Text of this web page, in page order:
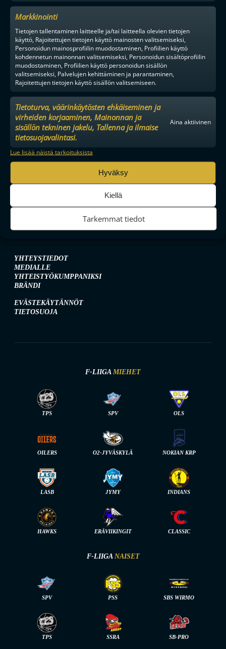
Markkinointi
Tietojen tallentaminen laitteelle ja/tai laitteella olevien tietojen
käyttö, Rajoitettujen tietojen käyttö mainosten valitsemiseksi,
Personoidun mainosprofiilin muodostaminen, Profiilien käyttö
kohdennetun mainonnan valitsemiseksi, Personoidun sisältöprofiilin
muodostaminen, Profiilien käyttö personoidun sisällön
valitsemiseksi, Palvelujen kehittäminen ja parantaminen,
Rajoitettujen tietojen käyttö sisällön valitsemiseen.
Tietoturva, väärinkäytösten ehkäiseminen ja
virheiden korjaaminen, Mainonnan ja
sisällön tekninen jakelu, Tallenna ja ilmaise
tietosuojavalintasi.
Aina aktiivinen
Lue lisää näistä tarkoituksista
Hyväksy
Kiellä
Tarkemmat tiedot
MAAILMAN VIIHDYTTÄVINTÄ SALIBANDYA
SEURAA MEITÄ SOMESSA
YHTEYSTIEDOT
MEDIALLE
YHTEISTYÖKUMPPANIKSI
BRÄNDI
EVÄSTEKÄYTÄNNÖT
TIETOSUOJA
F-LIIGA MIEHET
TPS SPV OLS
OILERS O2-JYVÄSKYLÄ NOKIAN KRP
LASB JYMY INDIANS
HAWKS ERÄVIIKINGIT CLASSIC
F-LIIGA NAISET
SPV PSS SBS WIRMO
TPS SSRA SB-PRO